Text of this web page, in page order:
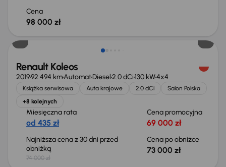
Cena
98 000 zł
Taniej o 1 000 zł
Renault Koleos
201992 494 kmAutomatDiesel2.0 dCi130 kW4x4
Książka serwisowa Auta krajowe 2.0 dCi
Salon Polska
+8 kolejnych
Miesięczna rata
od 435 zł
Cena promocyjna
69 000 zł
Najniższa cena z 30 dni przed
obniżką
74 000 zł
Cena po obniżce
73 000 zł
Taniej o 4 000 zł